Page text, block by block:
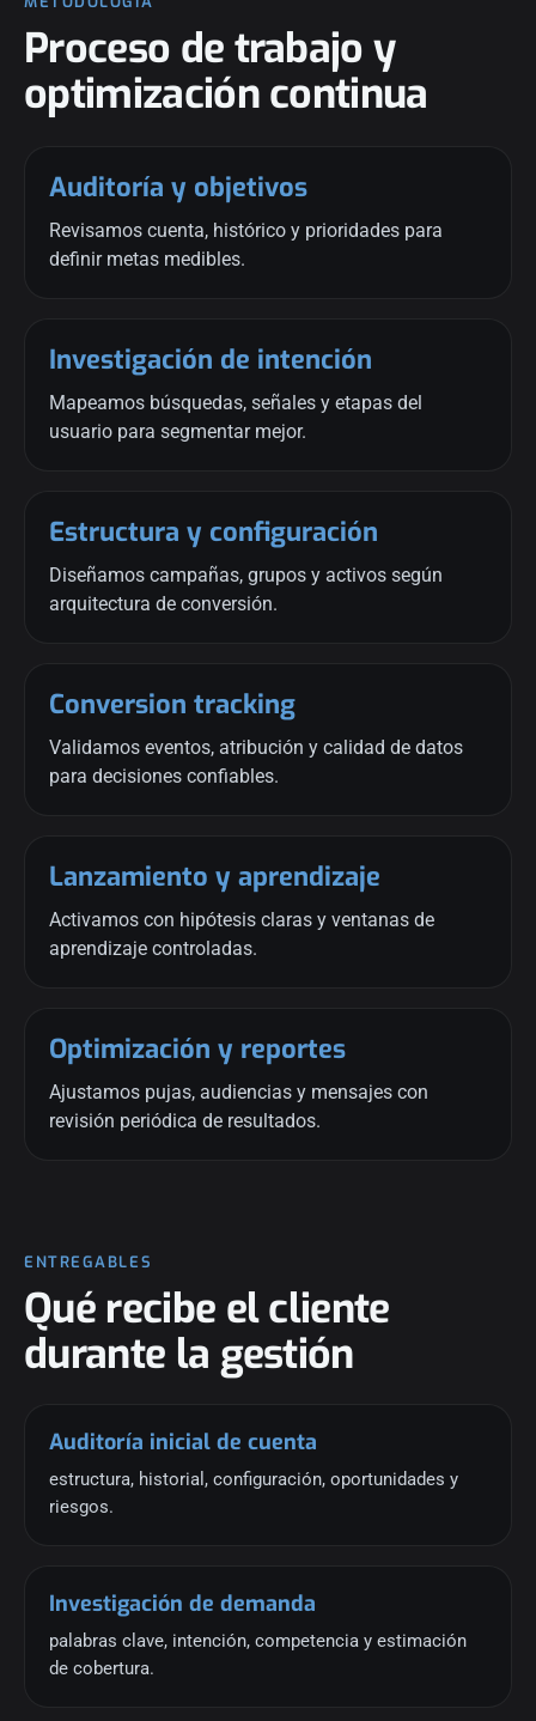
Proceso de trabajo y
optimización continua
Auditoría y objetivos
Revisamos cuenta, histórico y prioridades para
definir metas medibles.
Investigación de intención
Mapeamos búsquedas, señales y etapas del
usuario para segmentar mejor.
Estructura y configuración
Diseñamos campañas, grupos y activos según
arquitectura de conversión.
Conversion tracking
Validamos eventos, atribución y calidad de datos
para decisiones confiables.
Lanzamiento y aprendizaje
Activamos con hipótesis claras y ventanas de
aprendizaje controladas.
Optimización y reportes
Ajustamos pujas, audiencias y mensajes con
revisión periódica de resultados.
ENTREGABLES
Qué recibe el cliente
durante la gestión
Auditoría inicial de cuenta
estructura, historial, configuración, oportunidades y
riesgos.
Investigación de demanda
palabras clave, intención, competencia y estimación
de cobertura.